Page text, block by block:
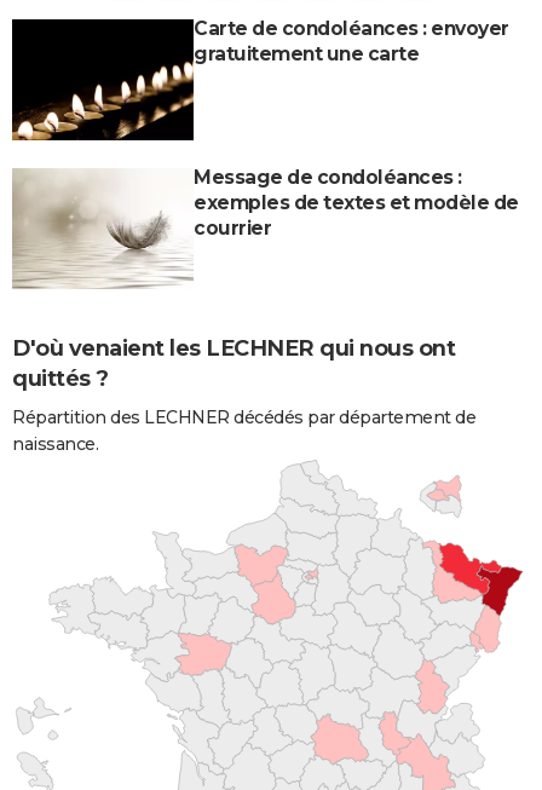
Carte de condoléances : envoyer
gratuitement une carte
Message de condoléances :
exemples de textes et modèle de
courrier
D'où venaient les LECHNER qui nous ont
quittés ?
Répartition des LECHNER décédés par département de
naissance.